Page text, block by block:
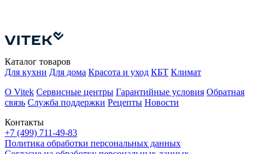
Контакты
+7 (499) 711-49-83
Каталог товаров
Для кухни Для дома Красота и уход КБТ Климат
О Vitek Сервисные центры Гарантийные условия Обратная
связь Служба поддержки Рецепты Новости
Политика обработки персональных данных